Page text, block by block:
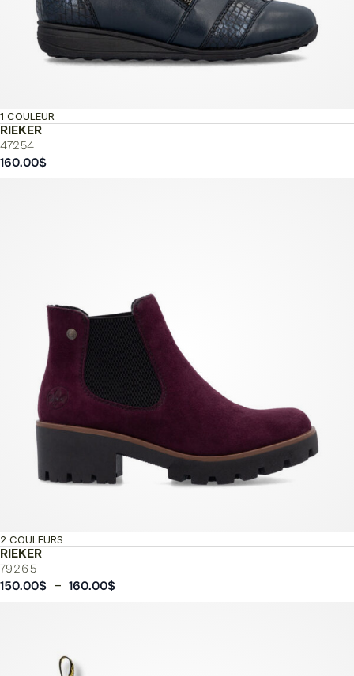
RIEKER
47254
1 COULEUR
160.00$
RIEKER
79265
2 COULEURS
150.00$ – 160.00$Plage